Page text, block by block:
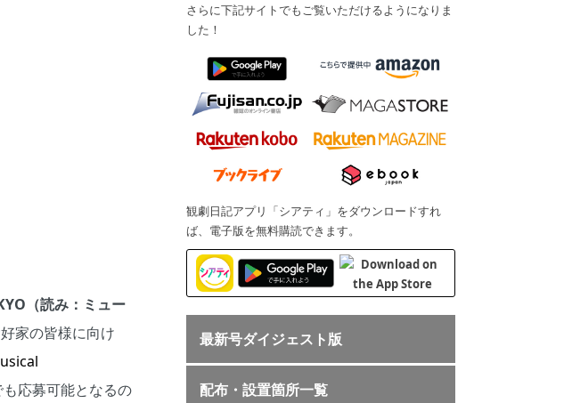
（読み：ミュー
家の皆様に向け
応募可能となるの
さらに下記サイトでもご覧いただけるようになりま
した！
観劇日記アプリ「シアティ」をダウンロードすれ
ば、電子版を無料購読できます。
最新号ダイジェスト版
配布・設置箇所一覧